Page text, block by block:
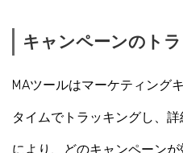
キャンペーンのト
MAツールはマーケティング
タイムでトラッキングし、
により、どのキャンペーンが